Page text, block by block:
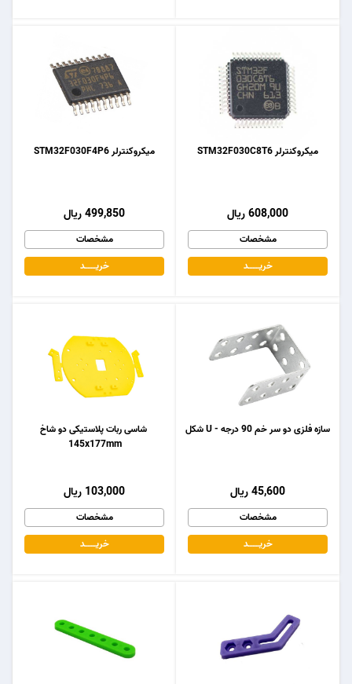
میکروکنترلر STM32F030F4P6
499,850 ریال
مشخصات
خریـــــــد
میکروکنترلر STM32F030C8T6
608,000 ریال
مشخصات
خریـــــــد
شاسی ربات پلاستیکی دو شاخ
145x177mm
103,000 ریال
مشخصات
خریـــــــد
سازه فلزی دو سر خم 90 درجه - U شکل
45,600 ریال
مشخصات
خریـــــــد